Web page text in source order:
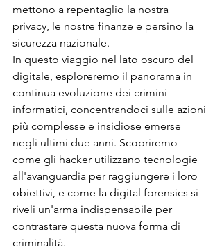
mettono a repentaglio la nostra
privacy, le nostre finanze e persino la
sicurezza nazionale.
In questo viaggio nel lato oscuro del
digitale, esploreremo il panorama in
continua evoluzione dei crimini
informatici, concentrandoci sulle azioni
più complesse e insidiose emerse
negli ultimi due anni. Scopriremo
come gli hacker utilizzano tecnologie
all'avanguardia per raggiungere i loro
obiettivi, e come la digital forensics si
riveli un'arma indispensabile per
contrastare questa nuova forma di
criminalità.